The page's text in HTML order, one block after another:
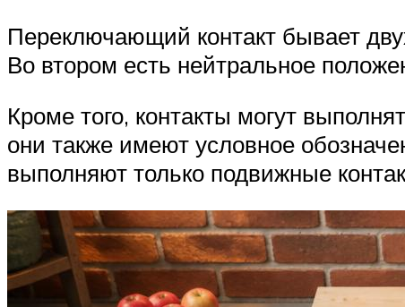
Переключающий контакт бывает
Во втором есть нейтральное
Кроме того, контакты могут
они также имеют условное
выполняют только подвижные